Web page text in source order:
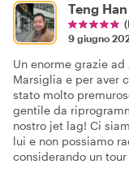
Teng Han
9 giugno
Un enorme grazie
Marsiglia e per aver
stato molto
gentile da
nostro jet lag! Ci
lui e non possiamo
considerando un